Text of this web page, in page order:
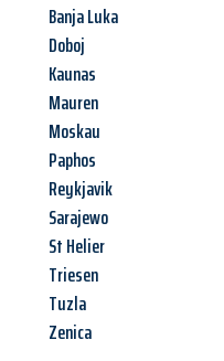
Banja Luka
Doboj
Kaunas
Mauren
Moskau
Paphos
Reykjavik
Sarajewo
St Helier
Triesen
Tuzla
Zenica